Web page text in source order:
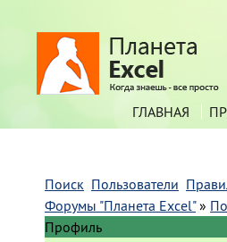
ГЛАВНАЯ
Поиск Пользователи
Форумы "Планета Excel" »
Профиль